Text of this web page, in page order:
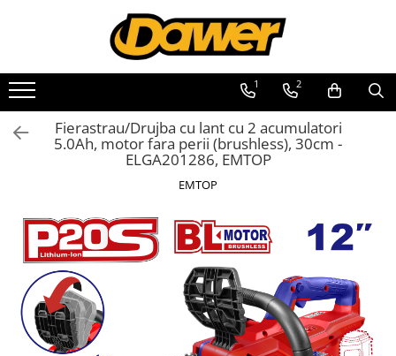
Toate Produsele
Pompe apă și Hidrofoare
Pompe submersibile
Pompe apa murdara
Pompe recirculare
Motopompe
Accesorii pompe
Scule și Unelte electrice
1 2
Fierastrau/Drujba cu lant cu 2 acumulatori
5.0Ah, motor fara perii (brushless), 30cm -
ELGA201286, EMTOP
EMTOP